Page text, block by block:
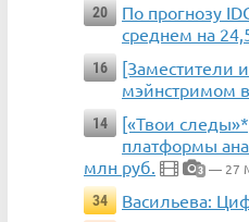
20
По прогнозу
среднем на
16
[Заместители
мэйнстримом
14
[«Твои
платформы
млн руб.
3 — 27
34
Васильева: